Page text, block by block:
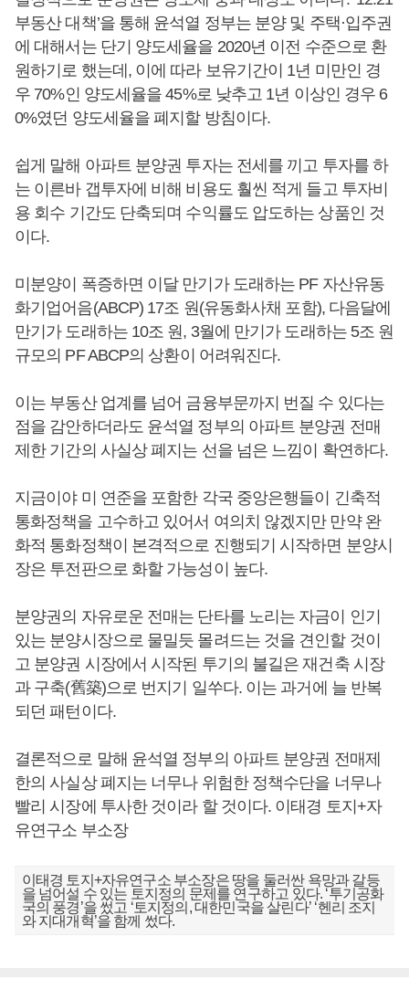
부동산 대책’을 통해 윤석열 정부는 분양 및 주택·입주권
에 대해서는 단기 양도세율을 2020년 이전 수준으로 환
원하기로 했는데, 이에 따라 보유기간이 1년 미만인 경
우 70%인 양도세율을 45%로 낮추고 1년 이상인 경우 6
0%였던 양도세율을 폐지할 방침이다.
쉽게 말해 아파트 분양권 투자는 전세를 끼고 투자를 하
는 이른바 갭투자에 비해 비용도 훨씬 적게 들고 투자비
용 회수 기간도 단축되며 수익률도 압도하는 상품인 것
이다.
미분양이 폭증하면 이달 만기가 도래하는 PF 자산유동
화기업어음(ABCP) 17조 원(유동화사채 포함), 다음달에
만기가 도래하는 10조 원, 3월에 만기가 도래하는 5조 원
규모의 PF ABCP의 상환이 어려워진다.
이는 부동산 업계를 넘어 금융부문까지 번질 수 있다는
점을 감안하더라도 윤석열 정부의 아파트 분양권 전매
제한 기간의 사실상 폐지는 선을 넘은 느낌이 확연하다.
지금이야 미 연준을 포함한 각국 중앙은행들이 긴축적
통화정책을 고수하고 있어서 여의치 않겠지만 만약 완
화적 통화정책이 본격적으로 진행되기 시작하면 분양시
장은 투전판으로 화할 가능성이 높다.
분양권의 자유로운 전매는 단타를 노리는 자금이 인기
있는 분양시장으로 물밀듯 몰려드는 것을 견인할 것이
고 분양권 시장에서 시작된 투기의 불길은 재건축 시장
과 구축(舊築)으로 번지기 일쑤다. 이는 과거에 늘 반복
되던 패턴이다.
결론적으로 말해 윤석열 정부의 아파트 분양권 전매제
한의 사실상 폐지는 너무나 위험한 정책수단을 너무나
빨리 시장에 투사한 것이라 할 것이다. 이태경 토지+자
유연구소 부소장
이태경 토지+자유연구소 부소장은 땅을 둘러싼 욕망과 갈등
을 넘어설 수 있는 토지정의 문제를 연구하고 있다. ‘투기공화
국의 풍경’을 썼고 ‘토지정의, 대한민국을 살린다’ ‘헨리 조지
와 지대개혁’을 함께 썼다.